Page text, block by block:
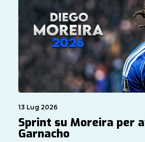
13 Lug 2026
Sprint su Moreira per
Garnacho